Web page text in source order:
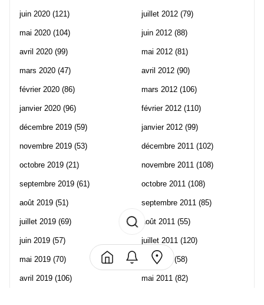
juin 2020 (121)
mai 2020 (104)
avril 2020 (99)
mars 2020 (47)
février 2020 (86)
janvier 2020 (96)
décembre 2019 (59)
novembre 2019 (53)
octobre 2019 (21)
septembre 2019 (61)
août 2019 (51)
juillet 2019 (69)
juin 2019 (57)
mai 2019 (70)
avril 2019 (106)
juillet 2012 (79)
juin 2012 (88)
mai 2012 (81)
avril 2012 (90)
mars 2012 (106)
février 2012 (110)
janvier 2012 (99)
décembre 2011 (102)
novembre 2011 (108)
octobre 2011 (108)
septembre 2011 (85)
août 2011 (55)
juillet 2011 (120)
juin 2011 (58)
mai 2011 (82)